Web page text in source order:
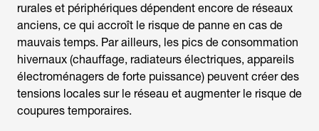
rurales et périphériques dépendent encore de réseaux
anciens, ce qui accroît le risque de panne en cas de
mauvais temps. Par ailleurs, les pics de consommation
hivernaux (chauffage, radiateurs électriques, appareils
électroménagers de forte puissance) peuvent créer des
tensions locales sur le réseau et augmenter le risque de
coupures temporaires.